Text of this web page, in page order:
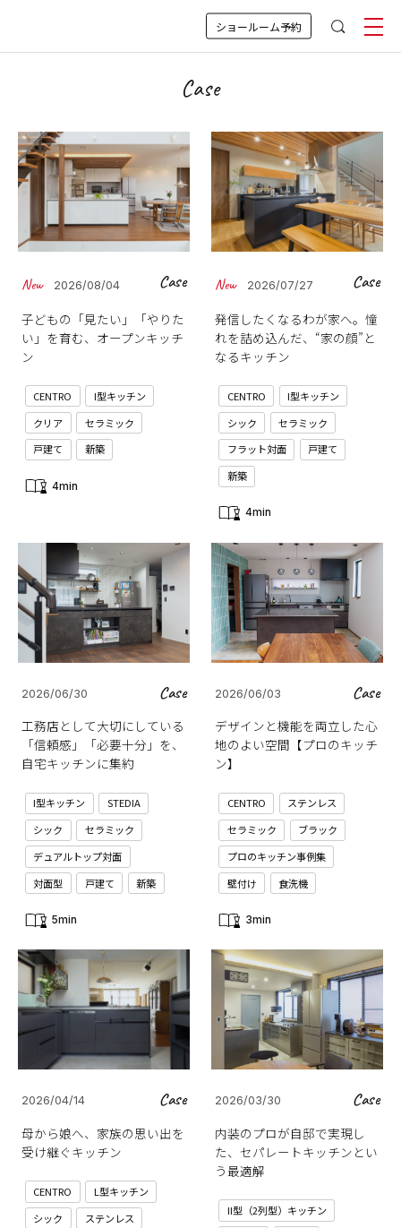
ショールーム予約
Case
2026/08/04 Case
子どもの「見たい」「やりた
い」を育む、オープンキッチ
ン
CENTRO
I型キッチン
クリア
セラミック
戸建て
新築
4min
2026/07/27 Case
発信したくなるわが家へ。憧
れを詰め込んだ、“家の顔”と
なるキッチン
CENTRO
I型キッチン
シック
セラミック
フラット対面
戸建て
新築
4min
2026/06/30 Case
工務店として大切にしている
「信頼感」「必要十分」を、
自宅キッチンに集約
I型キッチン
STEDIA
シック
セラミック
デュアルトップ対面
対面型
戸建て 新築
5min
2026/06/03 Case
デザインと機能を両立した心
地のよい空間【プロのキッチ
ン】
CENTRO
ステンレス
セラミック
ブラック
プロのキッチン事例集
壁付け
食洗機
3min
2026/04/14 Case
母から娘へ、家族の思い出を
受け継ぐキッチン
CENTRO
L型キッチン
シック
ステンレス
2026/03/30 Case
内装のプロが自邸で実現し
た、セパレートキッチンとい
う最適解
II型（2列型）キッチン